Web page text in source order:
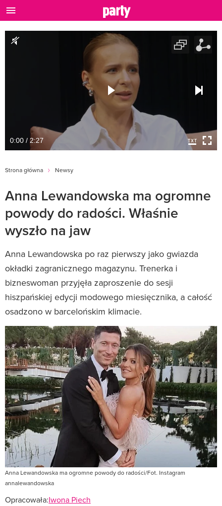
0:00 / 2:27
Strona główna Newsy
Anna Lewandowska ma ogromne
powody do radości. Właśnie
wyszło na jaw
Anna Lewandowska po raz pierwszy jako gwiazda
okładki zagranicznego magazynu. Trenerka i
bizneswoman przyjęła zaproszenie do sesji
hiszpańskiej edycji modowego miesięcznika, a całość
osadzono w barcelońskim klimacie.
Anna Lewandowska ma ogromne powody do radości/Fot. Instagram
annalewandowska
Opracowała:Iwona Piech